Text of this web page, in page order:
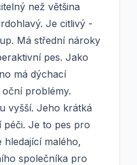
než většina
Je citlivý -
Má střední nároky
pes. Jako
má dýchací
problémy.
vyšší. Jeho krátká
péči. Je to pes pro
hledající malého,
společníka pro